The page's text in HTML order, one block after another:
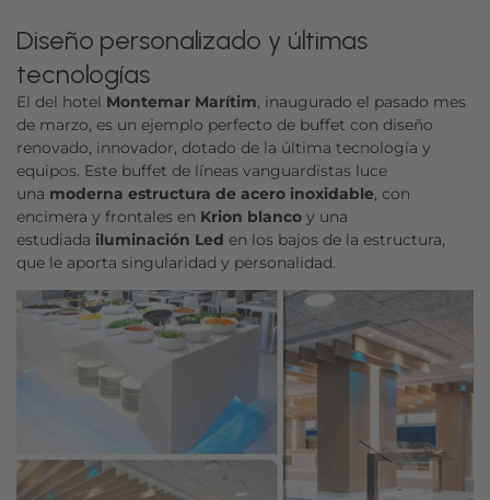
Diseño personalizado y últimas
tecnologías
El del hotel Montemar Marítim, inaugurado el pasado mes
de marzo, es un ejemplo perfecto de buffet con diseño
renovado, innovador, dotado de la última tecnología y
equipos. Este buffet de líneas vanguardistas luce
una moderna estructura de acero inoxidable, con
encimera y frontales en Krion blanco y una
estudiada iluminación Led en los bajos de la estructura,
que le aporta singularidad y personalidad.